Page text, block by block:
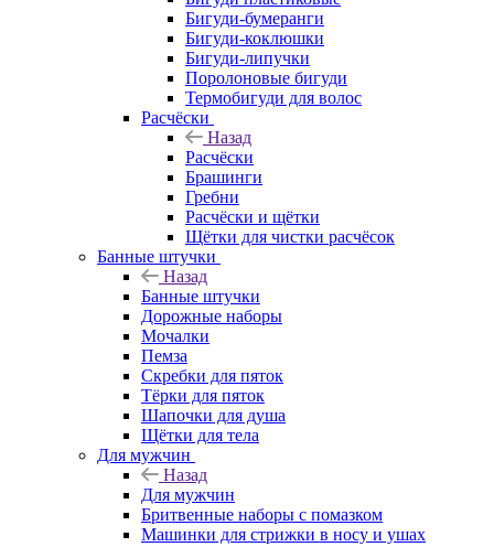
Бигуди-бумеранги
Бигуди-коклюшки
Бигуди-липучки
Поролоновые бигуди
Термобигуди для волос
Расчёски
Назад
Расчёски
Брашинги
Гребни
Расчёски и щётки
Щётки для чистки расчёсок
Банные штучки
Назад
Банные штучки
Дорожные наборы
Мочалки
Пемза
Скребки для пяток
Тёрки для пяток
Шапочки для душа
Щётки для тела
Для мужчин
Назад
Для мужчин
Бритвенные наборы с помазком
Машинки для стрижки в носу и ушах